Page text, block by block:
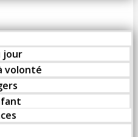
jour
volonté